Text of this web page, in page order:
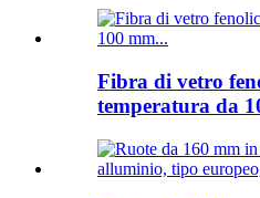
Fibra di vetro
temperatura da